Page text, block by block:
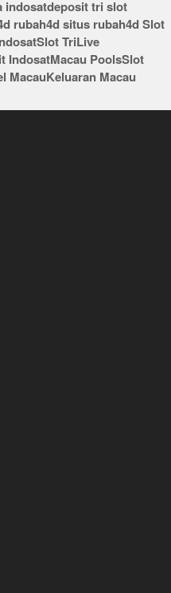
indosatdeposit tri slot
rubah4d situs rubah4d Slot
Slot TriLive
IndosatMacau PoolsSlot
MacauKeluaran Macau